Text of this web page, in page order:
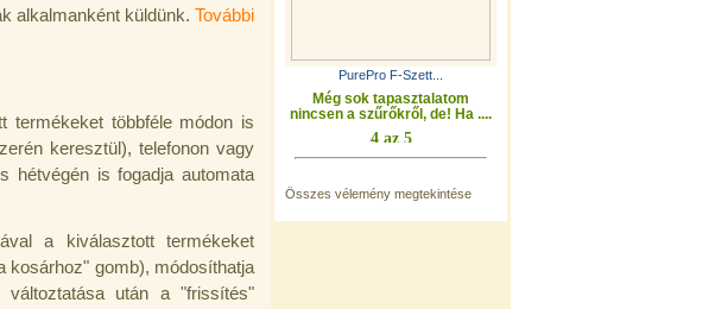
alkalmanként küldünk. További
termékeket többféle módon is
keresztül), telefonon vagy
hétvégén is fogadja automata
a kiválasztott termékeket
kosárhoz" gomb), módosíthatja
változtatása után a "frissítés"
PurePro F-Szett...
Még sok tapasztalatom
nincsen a szűrőkről, de! Ha ....
Összes vélemény megtekintése